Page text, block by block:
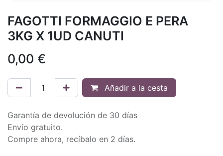
FAGOTTI FORMAGGIO E PERA
3KG X 1UD CANUTI
0,00 €
Añadir a la cesta
Garantía de devolución de 30 días
Envío gratuito.
Compre ahora, recíbalo en 2 días.